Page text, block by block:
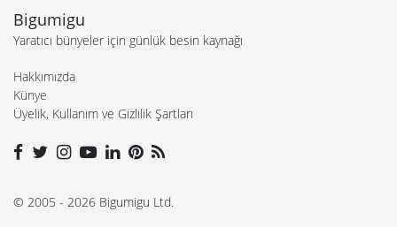
Bigumigu
Yaratıcı bünyeler için günlük besin kaynağı
Hakkımızda
Künye
Üyelik, Kullanım ve Gizlilik Şartları
© 2005 - 2026 Bigumigu Ltd.